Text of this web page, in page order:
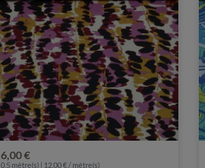
6,00 €
0,5 mètre(s) | 12,00 € / mètre(s)